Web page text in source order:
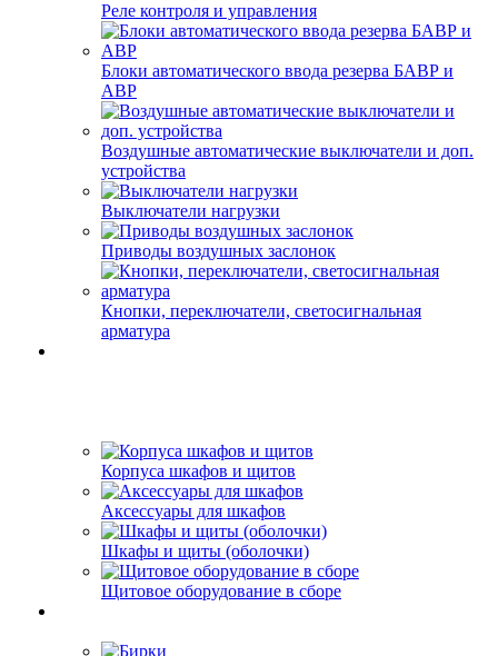
Реле контроля и управления
Блоки автоматического ввода резерва БАВР и
АВР
Воздушные автоматические выключатели и доп.
устройства
Выключатели нагрузки
Приводы воздушных заслонок
Кнопки, переключатели, светосигнальная
арматура
Корпуса шкафов и щитов
Аксессуары для шкафов
Шкафы и щиты (оболочки)
Щитовое оборудование в сборе